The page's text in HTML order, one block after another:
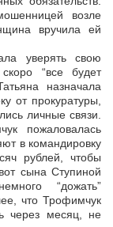
возле
вручила ей
уверять свою
“все будет
назначала
от прокуратуры,
личные связи.
пожаловалась
в командировку
рублей, чтобы
сына Ступиной
“дожать”
что Трофимчук
через месяц, не